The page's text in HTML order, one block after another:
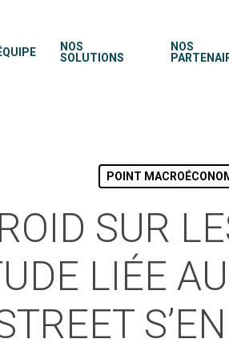
NOS
SOLUTIONS
NOS
POINT
SUR
LIÉE